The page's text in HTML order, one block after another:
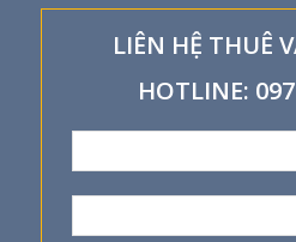
LIÊN HỆ THUÊ
HOTLINE: